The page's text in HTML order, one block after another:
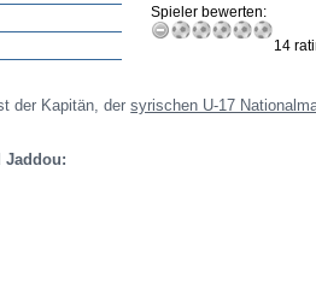
Spieler bewerten:
14
der Kapitän, dersyrischen U-17
Jaddou: